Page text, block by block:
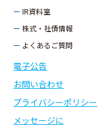
ー IR資料室
ー 株式・社債情報
ー よくあるご質問
電子公告
お問い合わせ
プライバシーポリシー
メッセージに